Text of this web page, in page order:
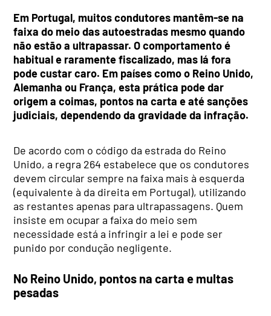
Em Portugal, muitos condutores mantêm-se na
faixa do meio das autoestradas mesmo quando
não estão a ultrapassar. O comportamento é
habitual e raramente fiscalizado, mas lá fora
pode custar caro. Em países como o Reino Unido,
Alemanha ou França, esta prática pode dar
origem a coimas, pontos na carta e até sanções
judiciais, dependendo da gravidade da infração.
De acordo com o código da estrada do Reino
Unido, a regra 264 estabelece que os condutores
devem circular sempre na faixa mais à esquerda
(equivalente à da direita em Portugal), utilizando
as restantes apenas para ultrapassagens. Quem
insiste em ocupar a faixa do meio sem
necessidade está a infringir a lei e pode ser
punido por condução negligente.
No Reino Unido, pontos na carta e multas
pesadas